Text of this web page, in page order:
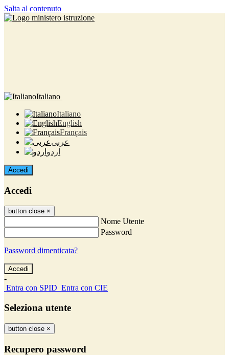
Salta al contenuto
Italiano
Italiano
English
Français
عربى
اردو
Accedi
Accedi
button close ×
Nome Utente
Password
Password dimenticata?
-
Entra con SPID Entra con CIE
Seleziona utente
button close ×
Recupero password